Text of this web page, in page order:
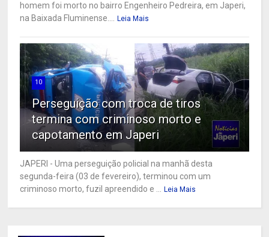
homem foi morto no bairro Engenheiro Pedreira, em Japeri,
na Baixada Fluminense....
Leia Mais
10
Perseguição com troca de tiros
termina com criminoso morto e
capotamento em Japeri
JAPERI - Uma perseguição policial na manhã desta
segunda-feira (03 de fevereiro), terminou com um
criminoso morto, fuzil apreendido e ...
Leia Mais